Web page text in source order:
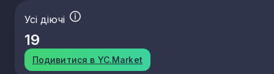
Усі діючі
19
Подивитися в YC.Market